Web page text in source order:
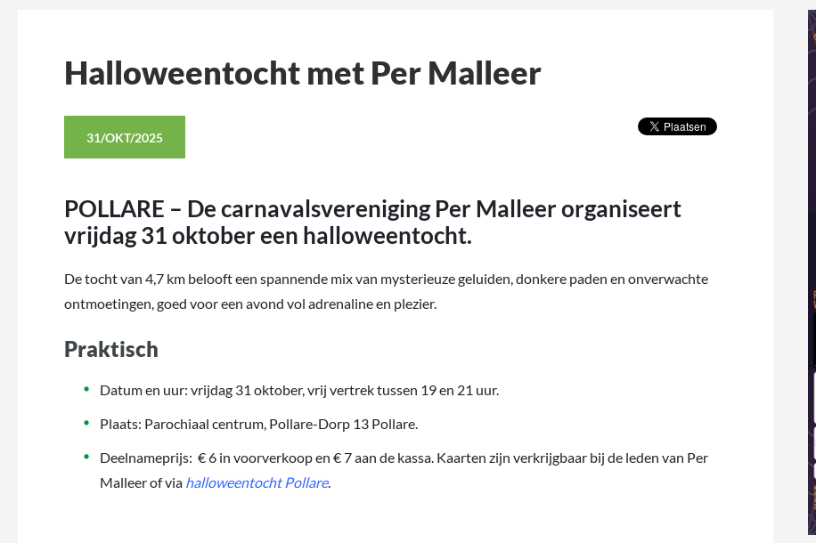
Halloweentocht met Per Malleer
31/OKT/2025
POLLARE – De carnavalsvereniging Per Malleer organiseert
vrijdag 31 oktober een halloweentocht.
De tocht van 4,7 km belooft een spannende mix van mysterieuze geluiden, donkere paden en onverwachte
ontmoetingen, goed voor een avond vol adrenaline en plezier.
Praktisch
Datum en uur: vrijdag 31 oktober, vrij vertrek tussen 19 en 21 uur.
Plaats: Parochiaal centrum, Pollare-Dorp 13 Pollare.
Deelnameprijs: € 6 in voorverkoop en € 7 aan de kassa. Kaarten zijn verkrijgbaar bij de leden van Per
Malleer of via halloweentocht Pollare.